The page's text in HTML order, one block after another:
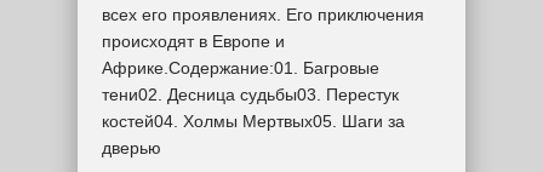
всех его проявлениях. Его приключения
происходят в Европе и
Африке.Содержание:01. Багровые
тени02. Десница судьбы03. Перестук
костей04. Холмы Мертвых05. Шаги за
дверью